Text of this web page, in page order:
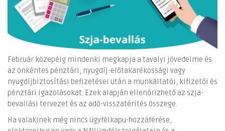
Február közepéig mindenki megkapja a tavalyi jövedelme és
az önkéntes pénztári, nyugdíj-előtakarékossági vagy
nyugdíjbiztosítási befizetései után a munkáltatói, kifizetői és
pénztári igazolásokat. Ezek alapján ellenőrizhető az szja-
bevallási tervezet és az adó-visszatérítés összege.
Ha valakinek még nincs ügyfélkapu-hozzáférése,